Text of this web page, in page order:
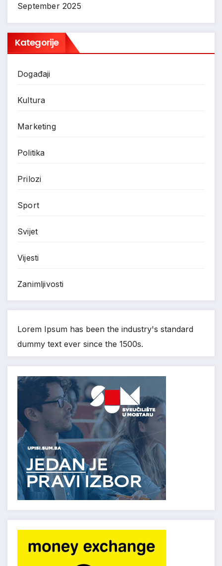
September 2025
Kategorije
Događaji
Kultura
Marketing
Politika
Prilozi
Sport
Svijet
Vijesti
Zanimljivosti
Lorem Ipsum has been the industry's standard
dummy text ever since the 1500s.